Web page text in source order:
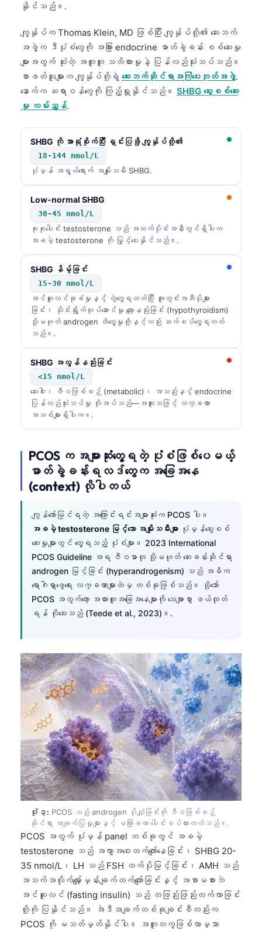
နိုင်သည်။.
ကျွန်ုပ်က Thomas Klein, MD ဖြစ်ပြီး ကျွန်ုပ်တို့၏ ဆေးဘက်
အဖွဲ့က ဒီပုံစံတွေကို အခြား endocrine ဓာတ်ခွဲခန်း စစ်ဆေးမှု
များအတွက် သုံးတဲ့ အတူတူ သတိထားမှုနဲ့ ပြန်လည်သုံးသပ်သည်။
စာဖတ်သူများက ကျွန်ုပ်တို့ရဲ့ ဆေးဘက်ဆိုင်ရာအကြံပေးဘုတ်အဖွဲ့.
နောက်က ဆရာဝန်တွေကို ကြည့်ရှုနိုင်သည်။ SHBG သွေးစစ်ဆေး
မှု လမ်းညွှန်.
SHBG ကို အာရုံစိုက်ပြီး ရှင်းပြဖို့ ကျွန်ုပ်တို့၏
18-144 nmol/L
ပုံမှန် အရွယ်ရောက် အမျိုးသမီး SHBG.
Low-normal SHBG
30-45 nmol/L
စုစုပေါင်း testosterone သည် အထက်ပိုင်းအနီးတွင်ရှိပါက
အခမဲ့ testosterone ကို မြှင့်ပေးနိုင်သည်။.
SHBG နိမ့်ခြင်း
15-30 nmol/L
အင်ဆူလင်ခုခံမှုနှင့် တွဲတွေ့ရတတ်ပြီး အူတွင်းအဆီပိုများ
ခြင်း၊ သိုင်းရွိုက်လုပ်ဆောင်မှု လျော့နည်းခြင်း (hypothyroidism)
သို့မဟုတ် androgen ထိတွေ့မှုတို့နှင့်လည်း ဆက်စပ်တွေ့ရတတ်
သည်။.
SHBG အလွန်နည်းခြင်း
<15 nmol/L
ဆေးဝါး၊ ဇီဝဖြစ်စဉ် (metabolic)၊ အသည်းနှင့် endocrine
ပြန်လည်သုံးသပ်မှု လိုအပ်သည်—အထူးသဖြင့် လက္ခဏာ
အသစ်များရှိပါက။.
PCOS က အများဆုံးတွေ့ရတဲ့ ပုံစံဖြစ်ပေမယ့်
ဓာတ်ခွဲခန်းရလဒ်တွေက အခြေအနေ
(context) လိုပါတယ်
ကျွန်တော်မြင်ရတဲ့ အကြောင်းရင်းအများဆုံးက PCOS ပါ။
အခမဲ့ testosterone မြင့်သော အမျိုးသမီးများ ပုံမှန်သွေးစစ်
ဆေးမှုများတွင် တွေ့ရသည့် ပုံစံများ။ 2023 International
PCOS Guideline အရ ဇီဝဓာတု သို့မဟုတ် ဆေးခန်းဆိုင်ရာ
androgen မြင့်ခြင်း (hyperandrogenism) သည် အဓိက
ရောဂါရှာဖွေရေး လက္ခဏာများထဲမှ တစ်ခုဖြစ်သည်။ သို့သော်
PCOS အတွက်တော့ အလားတူအခြေအနေများကို သေချာစွာ ဖယ်ထုတ်
ရန် လိုသေးသည် (Teede et al., 2023)။.
ပုံ ၃: PCOS သည် androgen ပိုလျှံခြင်းကို ဇီဝဖြစ်စဉ်
ဆိုင်ရာ အချက်ပြမှုများနှင့် မကြာခဏ ပေါင်းစပ်ထားတတ်သည်။.
PCOS အတွက် ပုံမှန် panel တစ်ခုတွင် အခမဲ့
testosterone သည် အကွာအဝေးထက်ကျော်နေခြင်း၊ SHBG 20-
35 nmol/L၊ LH သည် FSH ထက်ပိုမြင့်ခြင်း၊ AMH သည်
အသက်အလိုက်မျှော်မှန်းချက်ထက်ကျော်ခြင်းနှင့် အစာမစားဘဲ
အင်ဆူလင် (fasting insulin) သည် တဖြည်းဖြည်းတက်လာခြင်း
တို့ကို ပြနိုင်သည်။ အဲဒီအချက်တစ်ခုချင်းစီတည်းက
PCOS ကို မသတ်မှတ်နိုင်ပါ။ အတူတကွဖြစ်လာမှသာ